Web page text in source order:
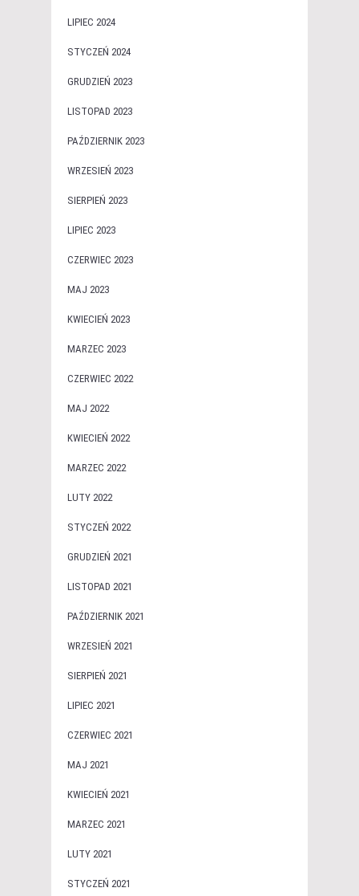
LIPIEC 2024
STYCZEŃ 2024
GRUDZIEŃ 2023
LISTOPAD 2023
PAŹDZIERNIK 2023
WRZESIEŃ 2023
SIERPIEŃ 2023
LIPIEC 2023
CZERWIEC 2023
MAJ 2023
KWIECIEŃ 2023
MARZEC 2023
CZERWIEC 2022
MAJ 2022
KWIECIEŃ 2022
MARZEC 2022
LUTY 2022
STYCZEŃ 2022
GRUDZIEŃ 2021
LISTOPAD 2021
PAŹDZIERNIK 2021
WRZESIEŃ 2021
SIERPIEŃ 2021
LIPIEC 2021
CZERWIEC 2021
MAJ 2021
KWIECIEŃ 2021
MARZEC 2021
LUTY 2021
STYCZEŃ 2021